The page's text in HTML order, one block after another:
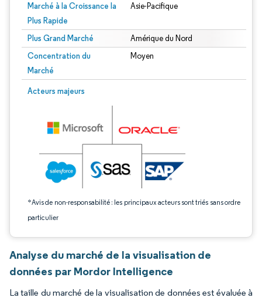
Marché à la Croissance la
Plus Rapide
Asie-Pacifique
Plus Grand Marché Amérique du Nord
Concentration du
Marché
Moyen
Acteurs majeurs
*Avis de non-responsabilité : les principaux acteurs sont triés sans ordre
particulier
Image © Mordor Intelligence. La réutilisation nécessite une attribution sous CC
Analyse du marché de la visualisation de
données par Mordor Intelligence
La taille du marché de la visualisation de données est évaluée à